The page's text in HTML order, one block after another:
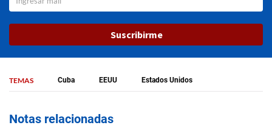
Suscribirme
TEMAS Cuba EEUU Estados Unidos
Notas relacionadas